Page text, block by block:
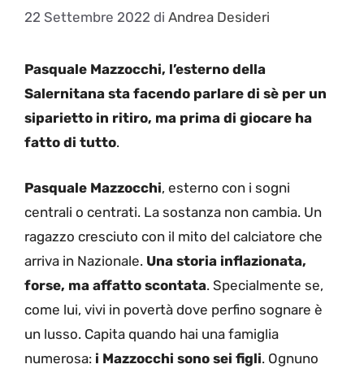
22 Settembre 2022 di Andrea Desideri
Pasquale Mazzocchi, l’esterno della
Salernitana sta facendo parlare di sè per un
siparietto in ritiro, ma prima di giocare ha
fatto di tutto.
Pasquale Mazzocchi, esterno con i sogni
centrali o centrati. La sostanza non cambia. Un
ragazzo cresciuto con il mito del calciatore che
arriva in Nazionale. Una storia inflazionata,
forse, ma affatto scontata. Specialmente se,
come lui, vivi in povertà dove perfino sognare è
un lusso. Capita quando hai una famiglia
numerosa: i Mazzocchi sono sei figli. Ognuno